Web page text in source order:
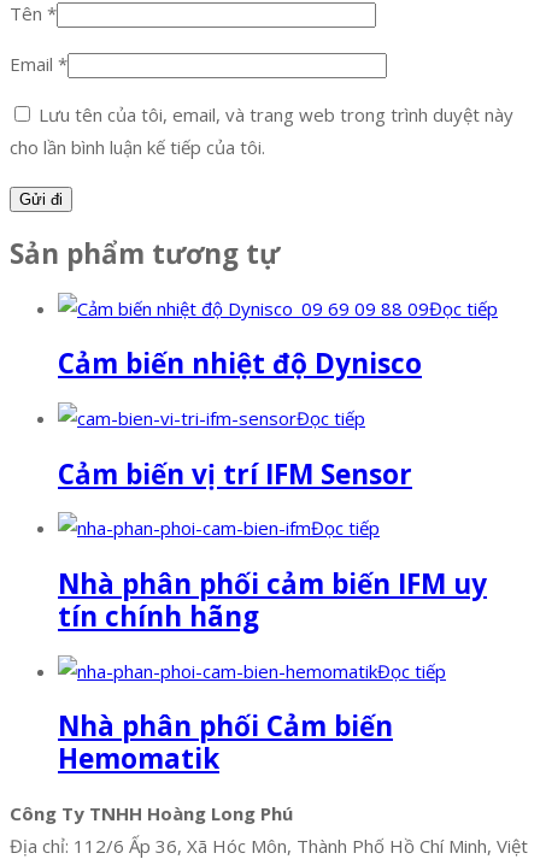
Tên *
Email *
Lưu tên của tôi, email, và trang web trong trình duyệt này
cho lần bình luận kế tiếp của tôi.
Sản phẩm tương tự
Đọc tiếp
Cảm biến nhiệt độ Dynisco
Đọc tiếp
Cảm biến vị trí IFM Sensor
Đọc tiếp
Nhà phân phối cảm biến IFM uy
tín chính hãng
Đọc tiếp
Nhà phân phối Cảm biến
Hemomatik
Công Ty TNHH Hoàng Long Phú
Địa chỉ: 112/6 Ấp 36, Xã Hóc Môn, Thành Phố Hồ Chí Minh, Việt